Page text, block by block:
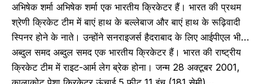
अभिषेक शर्मा अभिषेक शर्मा एक भारतीय क्रिकेटर हैं। भारत की प्रथम
श्रेणी क्रिकेट टीम में बाएं हाथ के बल्लेबाज और बाएं हाथ के रूढ़िवादी
स्पिनर होने के नाते। उन्होंने सनराइजर्स हैदराबाद के लिए आईपीएल भी…
अब्दुल समद अब्दुल समद एक भारतीय क्रिकेटर हैं। भारत की राष्ट्रीय
क्रिकेट टीम में राइट-आर्म लेग ब्रेक होना। जन्म 28 अक्टूबर 2001,